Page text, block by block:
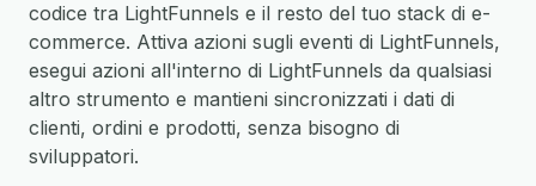
codice tra LightFunnels e il resto del tuo stack di e-
commerce. Attiva azioni sugli eventi di LightFunnels,
esegui azioni all'interno di LightFunnels da qualsiasi
altro strumento e mantieni sincronizzati i dati di
clienti, ordini e prodotti, senza bisogno di
sviluppatori.